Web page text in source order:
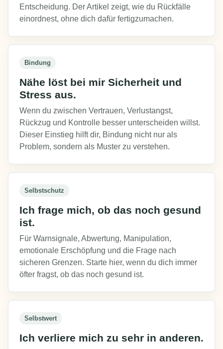
Entscheidung. Der Artikel zeigt, wie du Rückfälle
einordnest, ohne dich dafür fertigzumachen.
Bindung
Nähe löst bei mir Sicherheit und
Stress aus.
Wenn du zwischen Vertrauen, Verlustangst,
Rückzug und Kontrolle besser unterscheiden willst.
Dieser Einstieg hilft dir, Bindung nicht nur als
Problem, sondern als Muster zu verstehen.
Selbstschutz
Ich frage mich, ob das noch gesund
ist.
Für Warnsignale, Abwertung, Manipulation,
emotionale Erschöpfung und die Frage nach
sicheren Grenzen. Starte hier, wenn du dich immer
öfter fragst, ob das noch gesund ist.
Selbstwert
Ich verliere mich zu sehr in anderen.